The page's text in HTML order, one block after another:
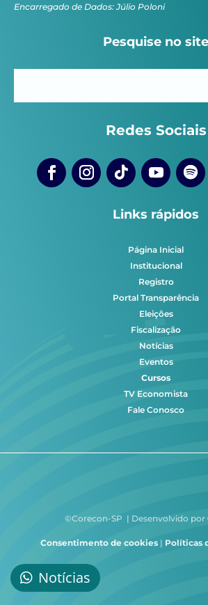
Encarregado de Dados: Júlio Poloni
Pesquise no site
Redes Sociais
Links rápidos
Página Inicial
Institucional
Registro
Portal Transparência
Eleições
Fiscalização
Notícias
Eventos
Cursos
TV Economista
Fale Conosco
©Corecon-SP | Desenvolvido por
Consentimento de cookies | Políticas
Notícias